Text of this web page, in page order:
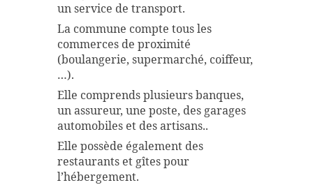
un service de transport.
La commune compte tous les
commerces de proximité
(boulangerie, supermarché, coiffeur,
…).
Elle comprends plusieurs banques,
un assureur, une poste, des garages
automobiles et des artisans..
Elle possède également des
restaurants et gîtes pour
l’hébergement.